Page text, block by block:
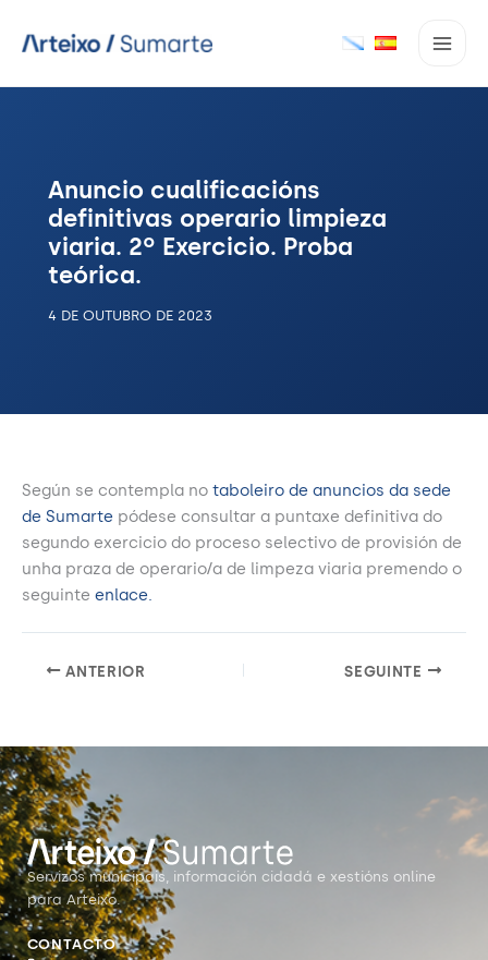
Anuncio cualificacións
definitivas operario limpieza
viaria. 2º Exercicio. Proba
teórica.
4 DE OUTUBRO DE 2023
Según se contempla no taboleiro de anuncios da sede
de Sumarte pódese consultar a puntaxe definitiva do
segundo exercicio do proceso selectivo de provisión de
unha praza de operario/a de limpeza viaria premendo o
seguinte enlace.
ANTERIOR SEGUINTE
Servizos municipais, información cidadá e xestións online
para Arteixo.
CONTACTO